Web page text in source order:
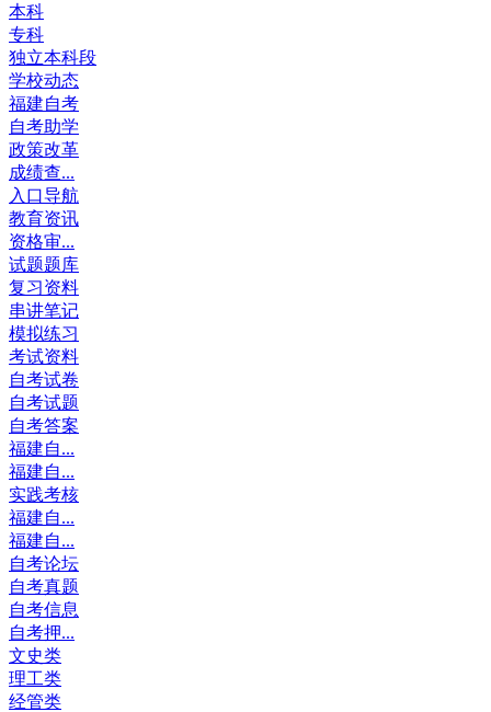
本科
专科
独立本科段
学校动态
福建自考
自考助学
政策改革
成绩查...
入口导航
教育资讯
资格审...
试题题库
复习资料
串讲笔记
模拟练习
考试资料
自考试卷
自考试题
自考答案
福建自...
福建自...
实践考核
福建自...
福建自...
自考论坛
自考真题
自考信息
自考押...
文史类
理工类
经管类